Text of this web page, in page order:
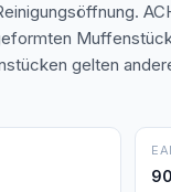
gelten